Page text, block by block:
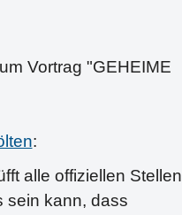
Vortrag "GEHEIME
:
alle offiziellen Stellen
sein kann, dass